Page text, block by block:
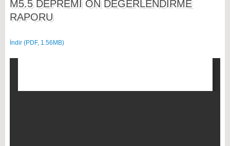
M5.5 DEPREMİ ÖN DEĞERLENDİRME
RAPORU
İndir (PDF, 1.56MB)